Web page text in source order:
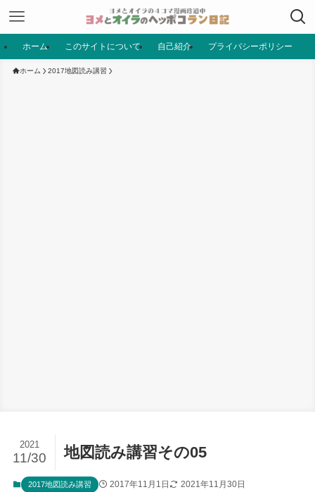
ホーム このサイトについて 自己紹介 プライバシーポリシー
ホーム 2017地図読み講習
地図読み講習その05
2021
11/30
2017地図読み講習 2017年11月1日 2021年11月30日